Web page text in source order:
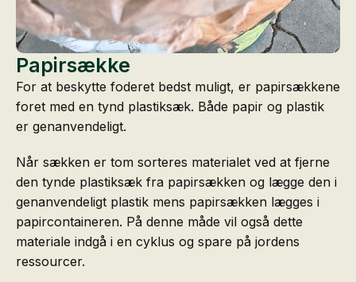
Papirsække
For at beskytte foderet bedst muligt, er papirsækkene
foret med en tynd plastiksæk. Både papir og plastik
er genanvendeligt.
Når sækken er tom sorteres materialet ved at fjerne
den tynde plastiksæk fra papirsækken og lægge den i
genanvendeligt plastik mens papirsækken lægges i
papircontaineren. På denne måde vil også dette
materiale indgå i en cyklus og spare på jordens
ressourcer.